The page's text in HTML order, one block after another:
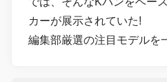
カーが展示されていた!
編集部厳選の注目モデルを